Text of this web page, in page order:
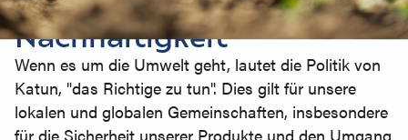
AUF DEM WEG ZU UNSEREN GRÜNEN ZIELEN
Nachhaltigkeit
Wenn es um die Umwelt geht, lautet die Politik von
Katun, "das Richtige zu tun". Dies gilt für unsere
lokalen und globalen Gemeinschaften, insbesondere
für die Sicherheit unserer Produkte und den Umgang